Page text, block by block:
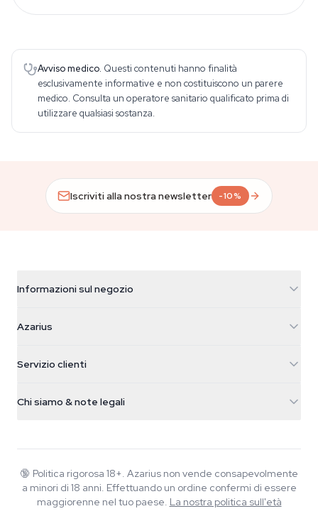
Avviso medico. Questi contenuti hanno finalità
esclusivamente informative e non costituiscono un parere
medico. Consulta un operatore sanitario qualificato prima di
utilizzare qualsiasi sostanza.
Iscriviti alla nostra newsletter -10%
Informazioni sul negozio
Galvaniweg 11
Nederland
+31(0)204897914
Azarius
Smokeshop
Servizio clienti
FAQ
Informativa sulla privacy
Chi siamo & note legali
Wiki
Blog
Musica
🔞 Politica rigorosa 18+. Azarius non vende consapevolmente
a minori di 18 anni. Effettuando un ordine confermi di essere
maggiorenne nel tuo paese. La nostra politica sull'età